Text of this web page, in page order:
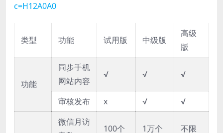
c=H12A0A0
类型 功能 试用版 中级版
高级
版
功能
同步手机
网站内容
√ √ √
审核发布 x √ √
微信月访
100个 1万个 不限